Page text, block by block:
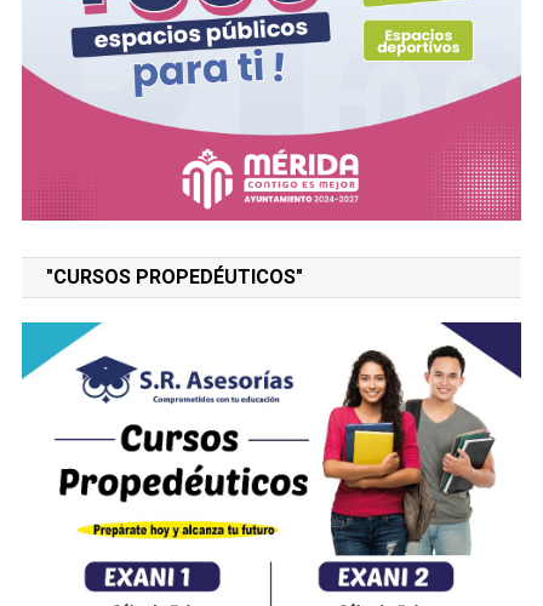
"CURSOS PROPEDÉUTICOS"